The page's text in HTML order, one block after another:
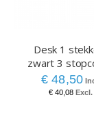
Desk 1
zwart 3
€ 48,50
€ 40,08